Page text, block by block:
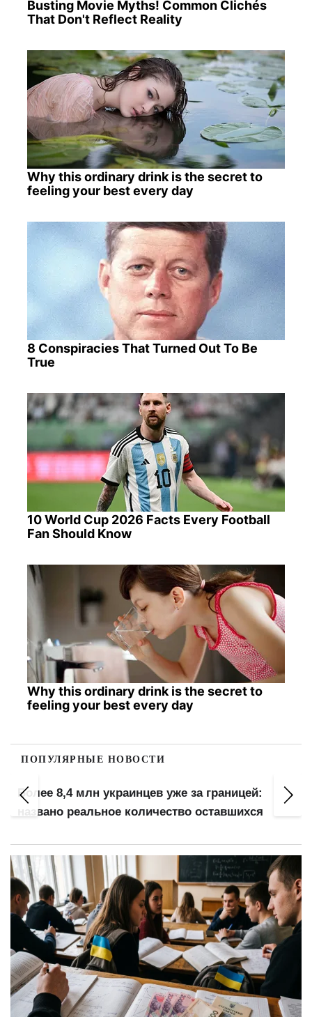
Busting Movie Myths! Common Clichés
That Don't Reflect Reality
Why this ordinary drink is the secret to
feeling your best every day
8 Conspiracies That Turned Out To Be
True
10 World Cup 2026 Facts Every Football
Fan Should Know
Why this ordinary drink is the secret to
feeling your best every day
ПОПУЛЯРНЫЕ НОВОСТИ
Более 8,4 млн украинцев уже за границей:
названо реальное количество оставшихся